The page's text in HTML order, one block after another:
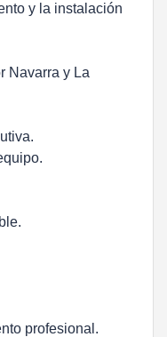
y la instalación
Navarra y La
profesional.